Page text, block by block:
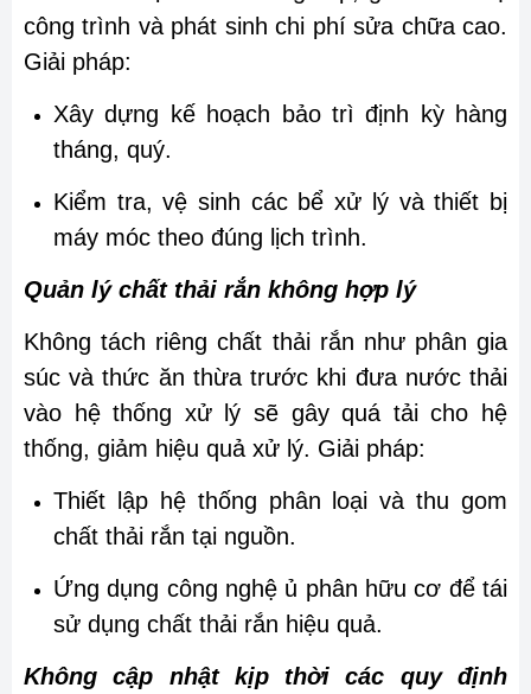
công trình và phát sinh chi phí sửa chữa cao.
Giải pháp:
Xây dựng kế hoạch bảo trì định kỳ hàng
tháng, quý.
Kiểm tra, vệ sinh các bể xử lý và thiết bị
máy móc theo đúng lịch trình.
Quản lý chất thải rắn không hợp lý
Không tách riêng chất thải rắn như phân gia
súc và thức ăn thừa trước khi đưa nước thải
vào hệ thống xử lý sẽ gây quá tải cho hệ
thống, giảm hiệu quả xử lý. Giải pháp:
Thiết lập hệ thống phân loại và thu gom
chất thải rắn tại nguồn.
Ứng dụng công nghệ ủ phân hữu cơ để tái
sử dụng chất thải rắn hiệu quả.
Không cập nhật kịp thời các quy định